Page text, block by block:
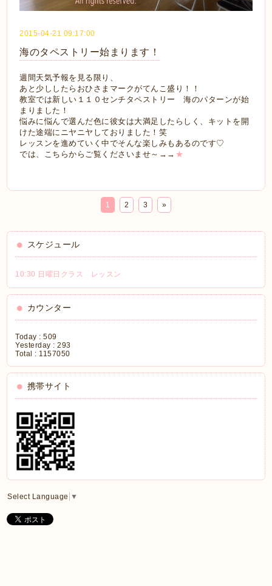
2015-04-21 09:17:00
海のタペストリー始まります！
週間天気予報を見る限り、
あと少ししたらおひさまマークがてんこ盛り！！
教室では新しい１１０センチタペストリー 海のパターンが始
まりました！
悩みに悩んで選んだ色に彼女は大満足したらしく、キットを開
けた途端にニヤニヤしておりました！笑
レッスンを進めていく中でそんな楽しみもあるのです♡
では、こちらからご覧くださいませ～→→ ★
1 2 3 »
スケジュール
10:30 日曜日クラス レッスン
カウンター
Today :509
Yesterday :293
Total : 1157050
携帯サイト
Select Language ▼